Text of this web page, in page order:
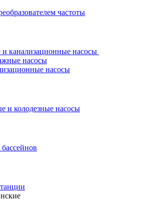
частоты
канализационные насосы
насосы
насосы
и колодезные насосы